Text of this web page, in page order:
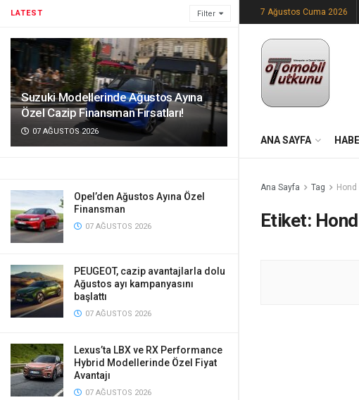
LATEST Filter
Suzuki Modellerinde Ağustos Ayına
Özel Cazip Finansman Fırsatları!
07 AĞUSTOS 2026
Opel’den Ağustos Ayına Özel
Finansman
07 AĞUSTOS 2026
PEUGEOT, cazip avantajlarla dolu
Ağustos ayı kampanyasını
başlattı
07 AĞUSTOS 2026
Lexus’ta LBX ve RX Performance
Hybrid Modellerinde Özel Fiyat
Avantajı
07 AĞUSTOS 2026
7 Ağustos Cuma 2026
ANA SAYFA
Ana Sayfa Tag Hond
Etiket: